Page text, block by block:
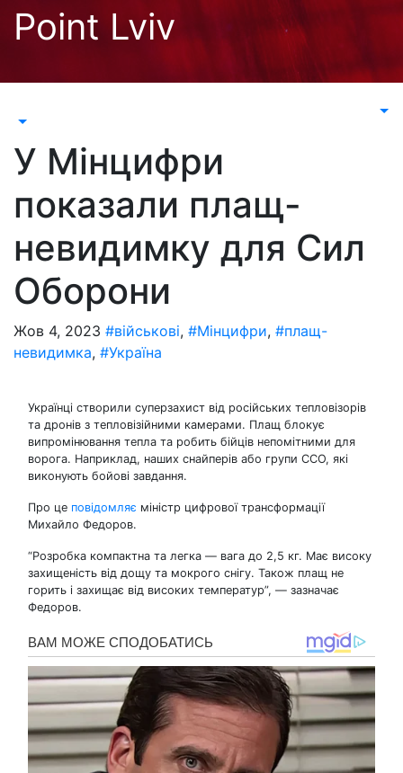
Перейти
Point Lviv
У Мінцифри
показали плащ-
невидимку для Сил
Оборони
Жов 4, 2023 #військові, #Мінцифри, #плащ-
невидимка, #Україна
Українці створили суперзахист від російських тепловізорів
та дронів з тепловізійними камерами. Плащ блокує
випромінювання тепла та робить бійців непомітними для
ворога. Наприклад, наших снайперів або групи CCO, які
виконують бойові завдання.
Про це повідомляє міністр цифрової трансформації
Михайло Федоров.
“Розробка компактна та легка — вага до 2,5 кг. Має високу
захищеність від дощу та мокрого снігу. Також плащ не
горить і захищає від високих температур”, — зазначає
Федоров.